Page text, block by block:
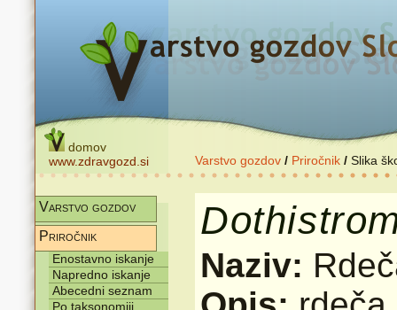
domov
www.zdravgozd.si
Varstvo gozdov / Priročnik / Slika
Varstvo gozdov
Priročnik
Enostavno iskanje
Napredno iskanje
Abecedni seznam
Po taksonomiji
Naziv: